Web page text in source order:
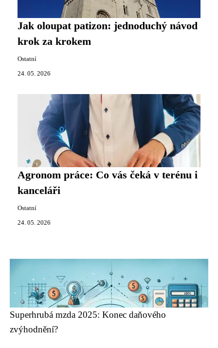
Jak oloupat patizon: jednoduchý návod
krok za krokem
Ostatní
24. 05. 2026
Agronom práce: Co vás čeká v terénu i
kanceláři
Ostatní
24. 05. 2026
Superhrubá mzda 2025: Konec daňového
zvýhodnění?